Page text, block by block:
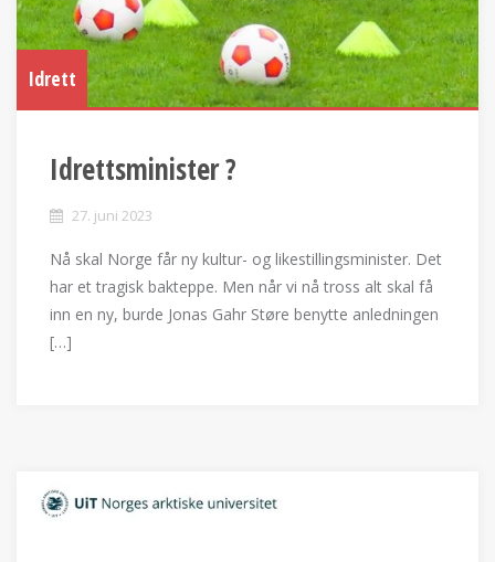
Idrett
Idrettsminister ?
27. juni 2023
Nå skal Norge får ny kultur- og likestillingsminister. Det
har et tragisk bakteppe. Men når vi nå tross alt skal få
inn en ny, burde Jonas Gahr Støre benytte anledningen
[…]